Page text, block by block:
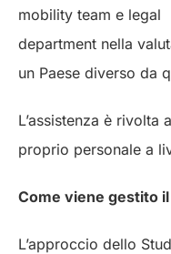
mobility team e legal
department nella
un Paese diverso da
L’assistenza è
proprio personale a
Come viene gestito
L’approccio dello